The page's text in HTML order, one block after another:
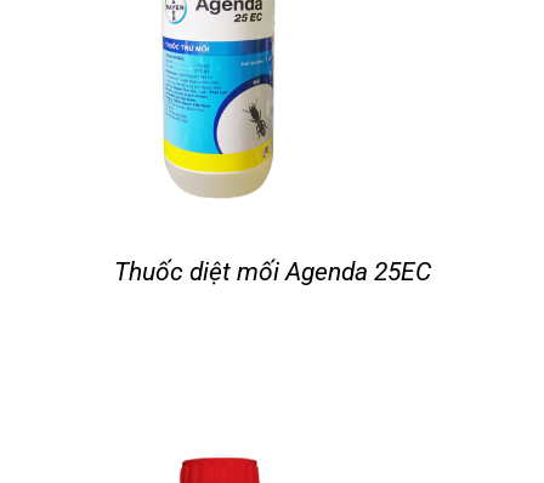
Thuốc diệt mối Agenda 25EC